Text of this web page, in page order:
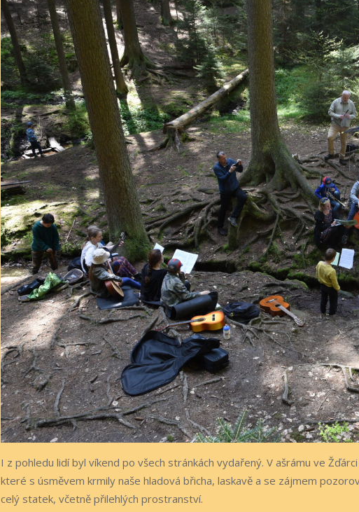
I z pohledu lidí byl víkend po všech stránkách vydařený. V ašrámu ve
které s úsměvem krmily naše hladová břicha, laskavě a se zájmem
celý statek, včetně přilehlých prostranství.